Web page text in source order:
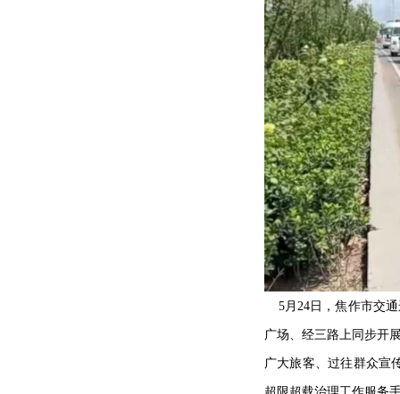
5月24日，焦作市交
广场、经三路上同步开
广大旅客、过往群众宣